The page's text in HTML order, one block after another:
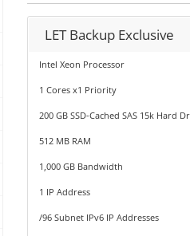
LET Backup Exclusive
Intel Xeon Processor
1 Cores x1 Priority
200 GB SSD-Cached SAS 15k Hard
512 MB RAM
1,000 GB Bandwidth
1 IP Address
/96 Subnet IPv6 IP Addresses